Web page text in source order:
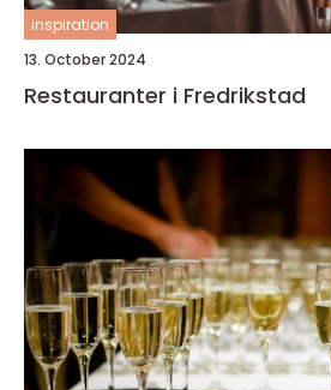
inspiration
13. October 2024
Restauranter i Fredrikstad